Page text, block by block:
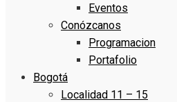
Eventos
Conózcanos
Programacion
Portafolio
Bogotá
Localidad 11 – 15